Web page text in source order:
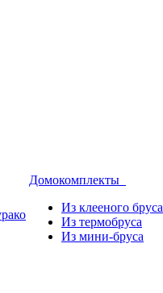
Домокомплекты
Из клееного бруса
Из термобруса
Из мини-бруса